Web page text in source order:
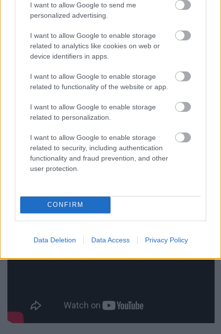
I want to allow Google to send me
personalized advertising.
I want to allow Google to enable storage
related to analytics like cookies on web or
device identifiers in apps.
I want to allow Google to enable storage
related to functionality of the website or app.
I want to allow Google to enable storage
related to personalization.
I want to allow Google to enable storage
related to security, including authentication
functionality and fraud prevention, and other
user protection.
CONFIRM
Data Deletion Data Access Privacy Policy
Animált klip készült aTai Chi Teacher
Made in China
című számához, ami egy egészen fura alternatív dal,
de ez nem azt jelenti, hogy gagyi lenne, sőt, igazából
tök jó. A szerzemény értelmezésem szerint a közeli
jövőben játszódik, és kb. arról szól, hogy Kína
vagy éppen az emberek mindennapjaiban a
termékei által. Tök jól illik a témához a Verhóczki
főszereplőt egy olyan integető macskává operálják,
ami a legtöbb kínai büféből ismerős lehet mindenki